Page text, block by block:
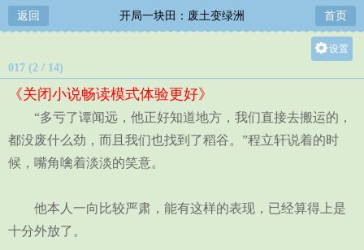
返回 开局一块田：废土变绿洲 首页
设置
中
小
017 (2 / 14)
《关闭小说畅读模式体验更好》
“多亏了谭闻远，他正好知道地方，我们直接去搬运的，
都没废什么劲，而且我们也找到了稻谷。”程立轩说着的时
候，嘴角噙着淡淡的笑意。
他本人一向比较严肃，能有这样的表现，已经算得上是
十分外放了。